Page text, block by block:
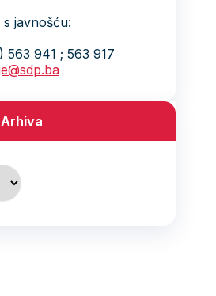
javnošću:
563 941 ; 563 917
Arhiva